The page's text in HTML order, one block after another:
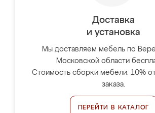
Доставка
и установка
Мы доставляем мебель по
Московской области
Стоимость сборки мебели: 10%
заказа.
ПЕРЕЙТИ В КАТАЛОГ